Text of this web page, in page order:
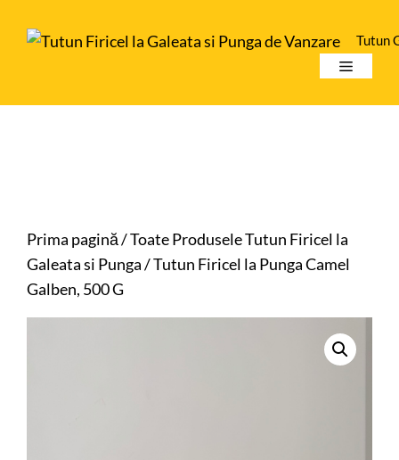
Tutun
Meniu
Prima pagină/Toate Produsele Tutun Firicel la
Galeata si Punga/ Tutun Firicel la Punga Camel
Galben, 500 G